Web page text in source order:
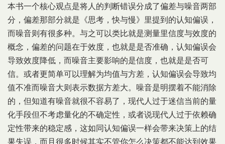
本书一个核心观点是将人的判断错误分成了偏差与噪音两部
分，偏差那部分就是《思考，快与慢》里提到的认知偏误，
而噪音则有很多种。与之可以类比就是测量里信度与效度的
概念，偏差的问题在于效度，也就是是否准确，认知偏误会
导致效度降低，而噪音主要影响的是信度，也就是是否可
信。或者更简单可以理解为均值与方差，认知偏误会导致均
值不准而噪音大则表示数据方差大。噪音是明摆着不能消除
的，但知道有噪音就很不容易了，现代人过于迷信当前的量
化手段但不考虑量化的不确定性，或者说现代人过于依赖确
定性带来的稳定感，这如同认知偏误一样会带来决策上的结
果失误，而且很多时候其实不管你怎么决策都不能达到效果